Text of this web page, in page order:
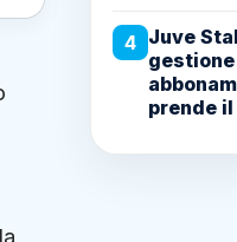
4 Juve
prende il